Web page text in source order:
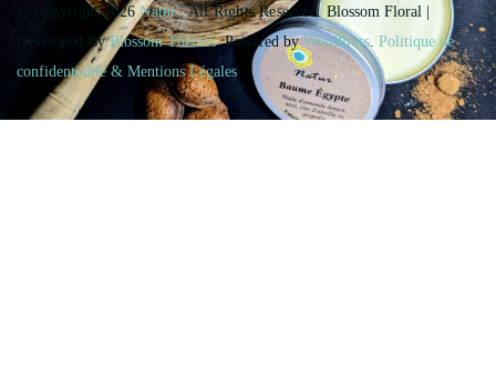
© Copyright 2026Natur'. All Rights Reserved.Blossom Floral |
Developed ByBlossom Themes. Powered byWordPress. Politique de
confidentialité & Mentions Légales